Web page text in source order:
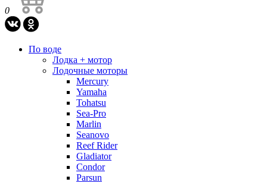
0
По воде
Лодка + мотор
Лодочные моторы
Mercury
Yamaha
Tohatsu
Sea-Pro
Marlin
Seanovo
Reef Rider
Gladiator
Condor
Parsun